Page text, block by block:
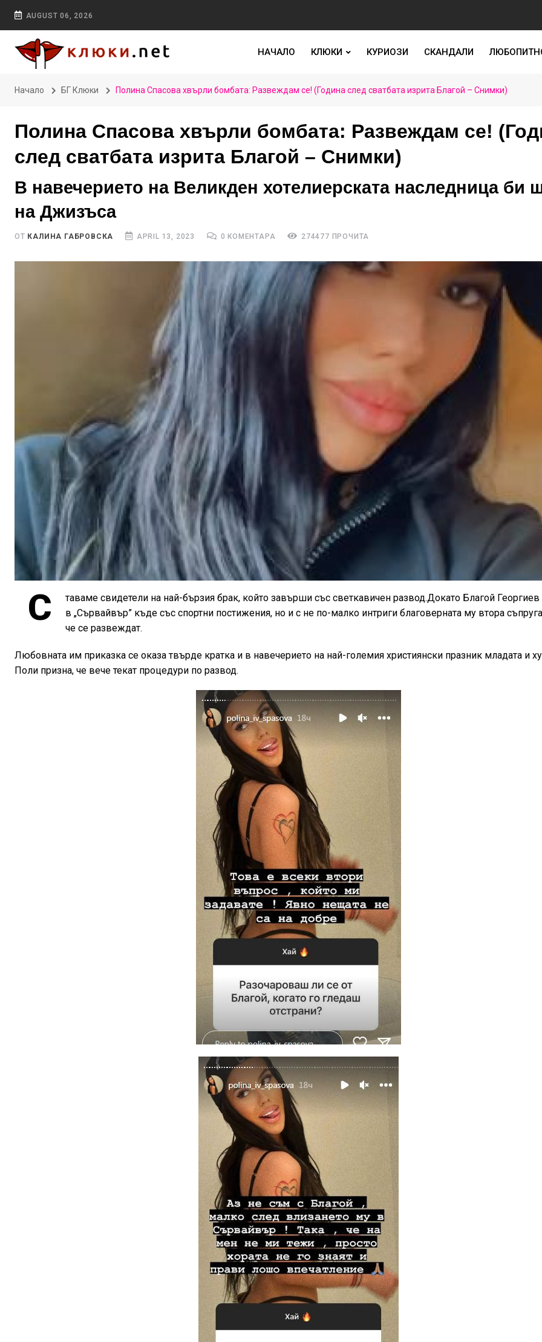
AUGUST 06, 2026
НАЧАЛО КЛЮКИ КУРИОЗИ СКАНДАЛИ
Начало БГ Клюки Полина Спасова хвърли бомбата: Развеждам се! (Година след сватбата изрита Благой – Снимки)
Полина Спасова хвърли бомбата: Развеждам се!
след сватбата изрита Благой – Снимки)
В навечерието на Великден хотелиерската наследница би
на Джизъса
ОТ КАЛИНА ГАБРОВСКА APRIL 13, 2023 0 КОМЕНТАРА 274477 ПРОЧИТА
С
таваме свидетели на най-бързия брак, който завърши със светкавичен развод.Докато Благой
в „Сървайвър” къде със спортни постижения, но и с не по-малко интриги благоверната му втора
че се развеждат.
Любовната им приказка се оказа твърде кратка и в навечерието на най-големия християнски празник младата и
Поли призна, че вече текат процедури по развод.